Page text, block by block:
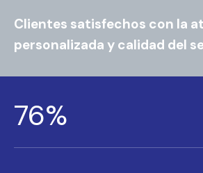
Clientes satisfechos con la
personalizada y calidad del
88%